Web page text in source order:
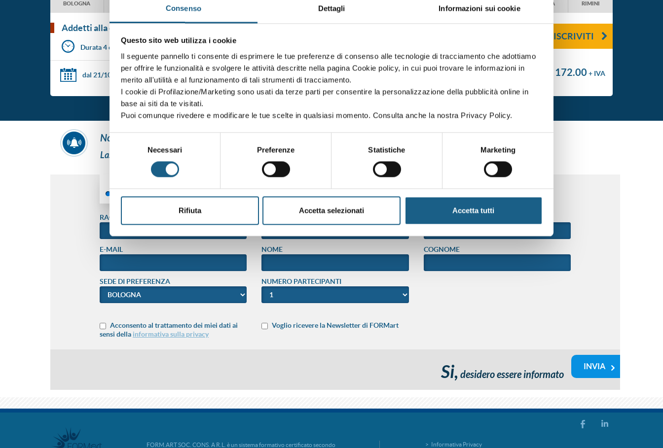
Consenso Dettagli Informazioni sui cookie
Questo sito web utilizza i cookie
Il seguente pannello ti consente di esprimere le tue preferenze di consenso alle tecnologie di tracciamento che adottiamo
per offrire le funzionalità e svolgere le attività descritte nella pagina Cookie policy, in cui puoi trovare le informazioni in
merito all'utilità e al funzionamento di tali strumenti di tracciamento.
I cookie di Profilazione/Marketing sono usati da terze parti per consentire la personalizzazione della pubblicità online in
base ai siti da te visitati.
Puoi comunque rivedere e modificare le tue scelte in qualsiasi momento. Consulta anche la nostra Privacy Policy.
Selezione
Necessari Preferenze Statistiche Marketing
Rifiuta Accetta selezionati Accetta tutti
BOLOGNA REGGIO EMILIA RIMINI
addetti alla conduzione di carrelli elevatori semoventi con conducente a bordo - aggiornamento
Durata 4 ore
dal 21/10/2026
ISCRIVITI
€ 172.00 + IVA
non hai trovato ciò che ti interessa? sei interessato ad altre date o sedi?
Lascia i tuoi dati e ti contatteremo per segnalarti le nuove edizioni dei corsi.
RAGIONE SOCIALE
E-MAIL NOME COGNOME
SEDE DI PREFERENZA NUMERO PARTECIPANTI
Acconsento al trattamento dei miei dati ai
sensi della informativa sulla privacy
Voglio ricevere la Newsletter di FORMart
Si, desidero essere informato
FORM.ART SOC. CONS. A R.L. è un sistema formativo certificato secondo Informativa Privacy